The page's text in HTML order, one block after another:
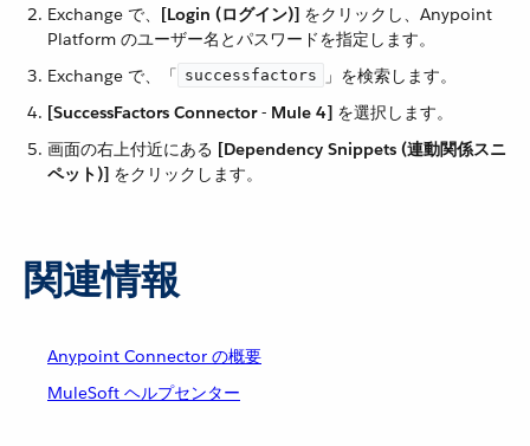
Exchange で、​ [Login (ログイン)] ​ をクリックし、Anypoint
Platform のユーザー名とパスワードを指定します。
Exchange で、「​ successfactors
​」を検索します。
[SuccessFactors Connector - Mule 4] ​ を選択します。
画面の右上付近にある ​ [Dependency Snippets (連動関係スニ
ペット)] ​ をクリックします。
関連情報
Anypoint Connector の概要
MuleSoft ヘルプセンター